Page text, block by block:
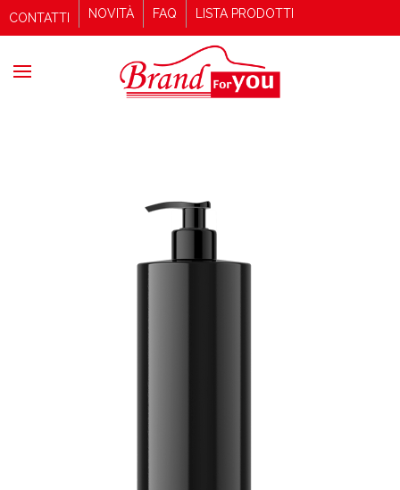
CONTATTI NOVITÀ FAQ LISTA PRODOTTI